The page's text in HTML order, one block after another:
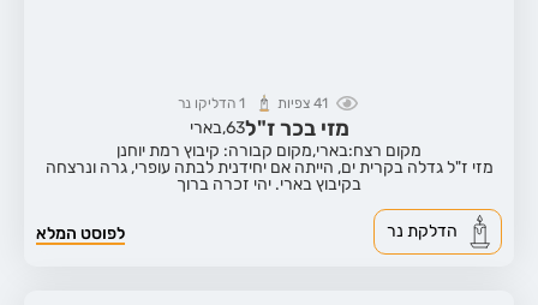
41 צפיות 1 הדליקו נר
מזי בכר ז"ל63,בארי
מקום רצח:בארי,מקום קבורה: קיבוץ רמת יוחנן
מזי ז"ל גדלה בקרית ים, הייתה אם יחידנית לבתה עופרי, גרה ונרצחה
בקיבוץ בארי. יהי זכרה ברוך
לפוסט המלא הדלקת נר